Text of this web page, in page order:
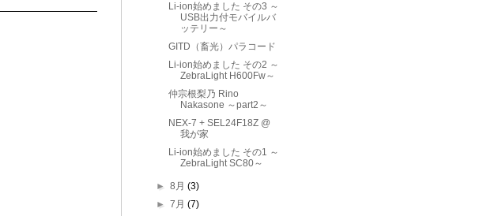
Li-ion始めました その3 ～
USB出力付モバイルバ
ッテリー～
GITD（畜光）パラコード
Li-ion始めました その2 ～
ZebraLight H600Fw～
仲宗根梨乃 Rino
Nakasone ～part2～
NEX-7 + SEL24F18Z @
我が家
Li-ion始めました その1 ～
ZebraLight SC80～
►8月(3)
►7月(7)